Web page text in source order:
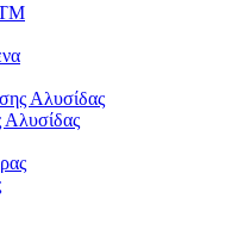
Αλυσίδας
Αλυσίδας